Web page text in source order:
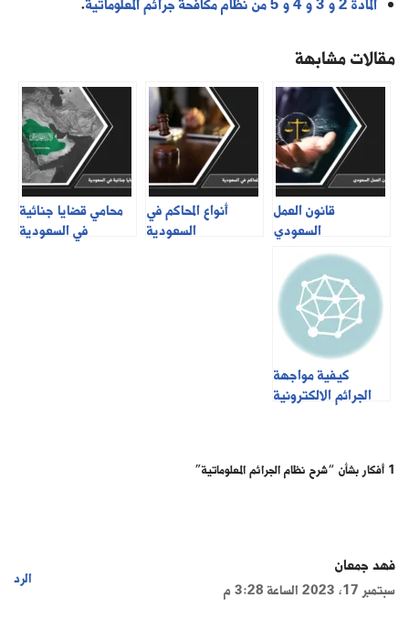
المادة 2 و 3 و 4 و 5 من نظام مكافحة جرائم المعلوماتية .
مقالات مشابهة
قانون العمل
السعودي
أنواع المحاكم في
السعودية
محامي قضايا جنائية
في السعودية
كيفية مواجهة
الجرائم الالكترونية
1 أفكار بشأن “شرح نظام الجرائم المعلوماتية”
فهد جمعان
سبتمبر 17, 2023 الساعة 3:28 م
الرد